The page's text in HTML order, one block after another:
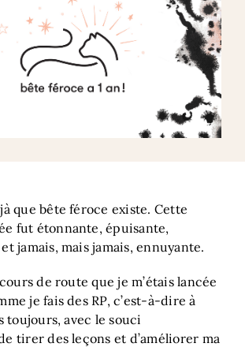
que bête féroce existe. Cette
fut étonnante, épuisante,
jamais, mais jamais, ennuyante.
de route que je m’étais lancée
je fais des RP, c’est-à-dire à
toujours, avec le souci
tirer des leçons et d’améliorer ma